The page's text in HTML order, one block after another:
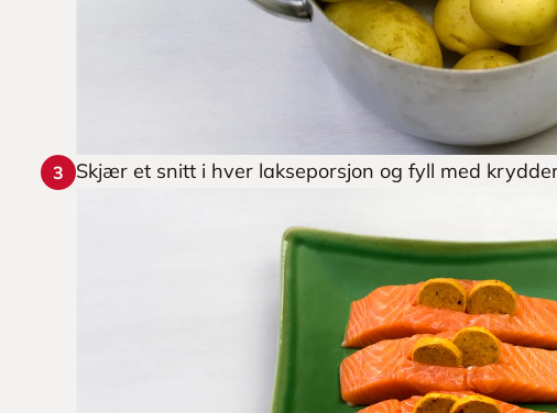
3 Skjær et snitt i hver lakseporsjon og fyll med